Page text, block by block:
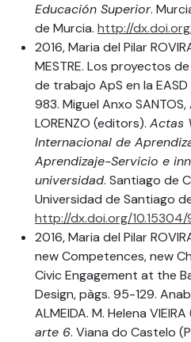
Educación Superior.
de Murcia. http://
2016, Maria del Pilar
MESTRE. Los proyectos
de trabajo ApS en la
983. Miguel Anxo
LORENZO (editors). Actas
Internacional de
Aprendizaje-Servicio e
universidad. Santiago de
Universidad de Santiago
http://dx.doi.org/
2016, Maria del Pilar
new Competences, new
Civic Engagement at the
Design, pàgs. 95-129.
ALMEIDA. M. Helena
arte 6. Viana do Castelo